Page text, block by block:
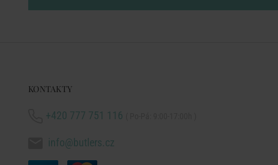
KONTAKTY
+420 777 751 116
info@butlers.cz